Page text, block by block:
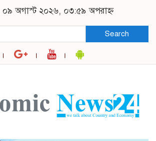
০৯ অগাস্ট ২০২৬, ০৩:৫৯ অপরাহ্ন
Search